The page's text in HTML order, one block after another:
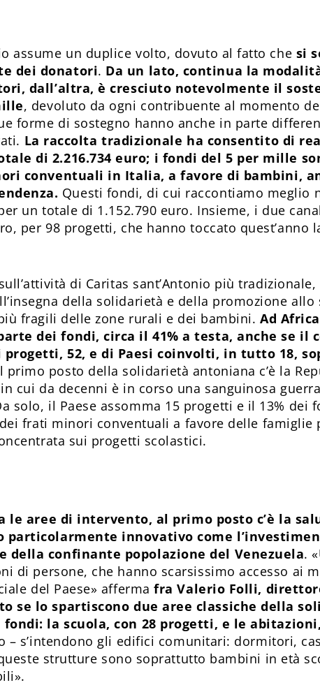
assume un duplice volto, dovuto al fatto che si
dei donatori. Da un lato, continua la
dall’altra, è cresciuto notevolmente il
, devoluto da ogni contribuente al momento
forme di sostegno hanno anche in parte
La raccolta tradizionale ha consentito di
di 2.216.734 euro; i fondi del 5 per mille
conventuali in Italia, a favore di bambini,
Questi fondi, di cui raccontiamo meglio
un totale di 1.152.790 euro. Insieme, i due
per 98 progetti, che hanno toccato quest’anno
di Caritas sant’Antonio più
della solidarietà e della promozione
fragili delle zone rurali e dei bambini. Ad
dei fondi, circa il 41% a testa, anche se il
52, e di Paesi coinvolti, in tutto 18,
primo posto della solidarietà antoniana c’è la
cui da decenni è in corso una sanguinosa
solo, il Paese assomma 15 progetti e il 13% dei
frati minori conventuali a favore delle famiglie
sui progetti scolastici.
le aree di intervento, al primo posto c’è la
particolarmente innovativo come
della confinante popolazione del Venezuela.
di persone, che hanno scarsissimo accesso ai
del Paese» affermafra Valerio Folli,
se lo spartiscono due aree classiche della
la scuola, con 28 progetti, e le
– s’intendono gli edifici comunitari: dormitori,
strutture sono soprattutto bambini in età